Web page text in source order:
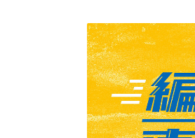
不會太大林試所位於
了茄苳、樟樹、欖仁
研究員就會進行單主
修剪亦有養護實例，
式與行道樹修剪關鍵
修剪作業時不能過度